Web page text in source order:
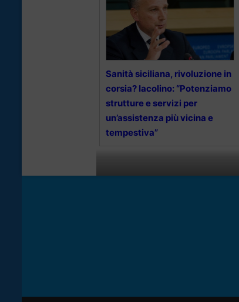
Sanità siciliana, rivoluzione in
corsia? Iacolino: “Potenziamo
strutture e servizi per
un’assistenza più vicina e
tempestiva”